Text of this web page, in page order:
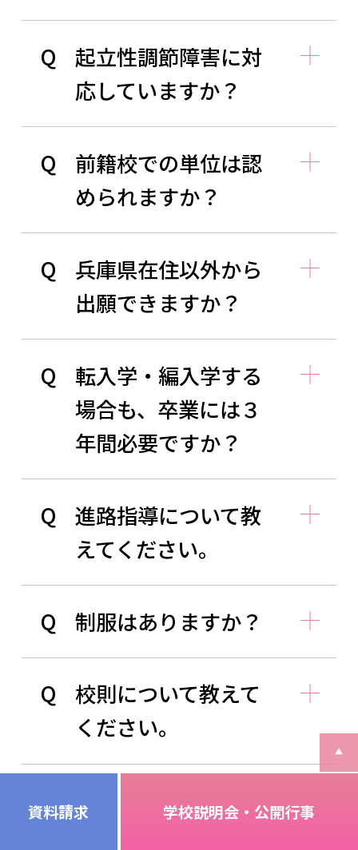
Q
起立性調節障害に対
応していますか？
Q
前籍校での単位は認
められますか？
Q
兵庫県在住以外から
出願できますか？
Q
転入学・編入学する
場合も、卒業には３
年間必要ですか？
Q
進路指導について教
えてください。
Q 制服はありますか？
Q
校則について教えて
ください。
Q
アルバイトはできま
資料請求 学校説明会・公開行事